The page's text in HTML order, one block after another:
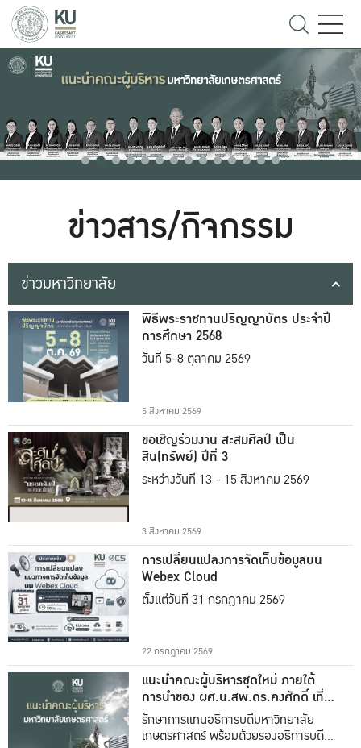
ข่าวสาร/กิจกรรม
ข่าวมหาวิทยาลัย
พิธีพระราชทานปริญญาบัตร ประจำปี
การศึกษา 2568
วันที่ 5-8 ตุลาคม 2569
5 สิงหาคม 2569
ขอเชิญร่วมงาน สะสมศิลป์ เป็น
สิน(ทรัพย์) ปีที่ 3
ระหว่างวันที่ 13 - 15 สิงหาคม 2569
3 สิงหาคม 2569
การเปลี่ยนแปลงการจัดเก็บข้อมูลบน
Webex Cloud
ตั้งแต่วันที่ 31 กรกฎาคม 2569
22 กรกฎาคม 2569
แนะนำคณะผู้บริหารชุดใหม่ ภายใต้
การนำของ ผศ.น.สพ.ดร.คงศักดิ์ เที่ยง
ธรรม
รักษาการแทนอธิการบดีมหาวิทยาลัย
เกษตรศาสตร์ พร้อมด้วยรองอธิการบดีทั้ง